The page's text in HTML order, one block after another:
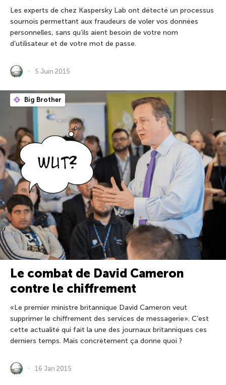
Les experts de chez Kaspersky Lab ont détecté un processus
sournois permettant aux fraudeurs de voler vos données
personnelles, sans qu’ils aient besoin de votre nom
d’utilisateur et de votre mot de passe.
5 Juin 2015
Big Brother
Le combat de David Cameron
contre le chiffrement
«Le premier ministre britannique David Cameron veut
supprimer le chiffrement des services de messagerie». C’est
cette actualité qui fait la une des journaux britanniques ces
derniers temps. Mais concrètement ça donne quoi ?
16 Jan 2015